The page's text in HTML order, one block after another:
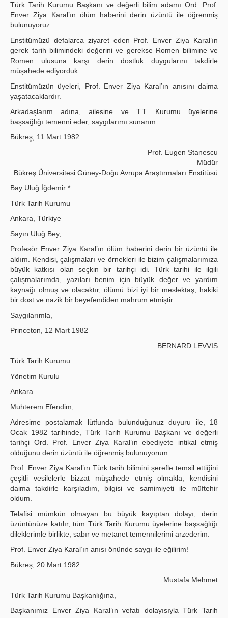
Türk Tarih Kurumu Başkanı ve değerli bilim adamı Ord. Prof.
Enver Ziya Karal’ın ölüm haberini derin üzüntü ile öğrenmiş
bulunuyoruz.
Enstitümüzü defalarca ziyaret eden Prof. Enver Ziya Karal’ın
gerek tarih bilimindeki değerini ve gerekse Romen bilimine ve
Romen ulusuna karşı derin dostluk duygularını takdirle
müşahede ediyorduk.
Enstitümüzün üyeleri, Prof. Enver Ziya Karal’ın anısını daima
yaşatacaklardır.
Arkadaşlarım adına, ailesine ve T.T. Kurumu üyelerine
başsağlığı temenni eder, saygılarımı sunarım.
Bükreş, 11 Mart 1982
Prof. Eugen Stanescu
Müdür
Bükreş Üniversitesi Güney-Doğu Avrupa Araştırmaları Enstitüsü
Bay Uluğ İğdemir *
Türk Tarih Kurumu
Ankara, Türkiye
Sayın Uluğ Bey,
Profesör Enver Ziya Karal’ın ölüm haberini derin bir üzüntü ile
aldım. Kendisi, çalışmaları ve örnekleri ile bizim çalışmalarımıza
büyük katkısı olan seçkin bir tarihçi idi. Türk tarihi ile ilgili
çalışmalarımda, yazıları benim için büyük değer ve yardım
kaynağı olmuş ve olacaktır, ölümü bizi iyi bir meslektaş, hakiki
bir dost ve nazik bir beyefendiden mahrum etmiştir.
Saygılarımla,
Princeton, 12 Mart 1982
BERNARD LEVVIS
Türk Tarih Kurumu
Yönetim Kurulu
Ankara
Muhterem Efendim,
Adresime postalamak lütfunda bulunduğunuz duyuru ile, 18
Ocak 1982 tarihinde, Türk Tarih Kurumu Başkanı ve değerli
tarihçi Ord. Prof. Enver Ziya Karal’ın ebediyete intikal etmiş
olduğunu derin üzüntü ile öğrenmiş bulunuyorum.
Prof. Enver Ziya Karal’ın Türk tarih bilimini şerefle temsil ettiğini
çeşitli vesilelerle bizzat müşahede etmiş olmakla, kendisini
daima takdirle karşıladım, bilgisi ve samimiyeti ile müftehir
oldum.
Telafisi mümkün olmayan bu büyük kayıptan dolayı, derin
üzüntünüze katılır, tüm Türk Tarih Kurumu üyelerine başsağlığı
dileklerimle birlikte, sabır ve metanet temennilerimi arzederim.
Prof. Enver Ziya Karal’ın anısı önünde saygı ile eğilirim!
Bükreş, 20 Mart 1982
Mustafa Mehmet
Türk Tarih Kurumu Başkanlığına,
Başkanımız Enver Ziya Karal’ın vefatı dolayısıyla Türk Tarih